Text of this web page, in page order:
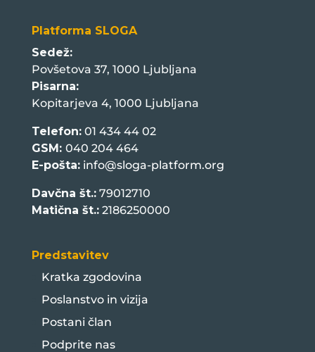
Platforma SLOGA
Sedež:
Povšetova 37, 1000 Ljubljana
Pisarna:
Kopitarjeva 4, 1000 Ljubljana
Telefon:01 434 44 02
GSM: 040 204 464
E-pošta: info@sloga-platform.org
Davčna št.:79012710
Matična št.:2186250000
Predstavitev
Kratka zgodovina
Poslanstvo in vizija
Postani član
Podprite nas